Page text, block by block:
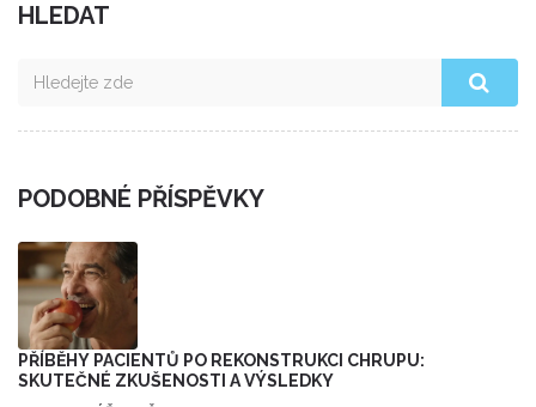
HLEDAT
PODOBNÉ PŘÍSPĚVKY
PŘÍBĚHY PACIENTŮ PO REKONSTRUKCI CHRUPU:
SKUTEČNÉ ZKUŠENOSTI A VÝSLEDKY